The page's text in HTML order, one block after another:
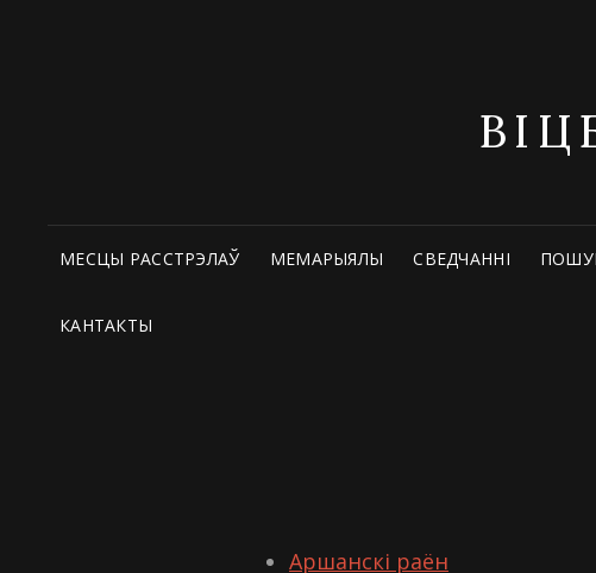
МЕСЦЫ РАССТРЭЛАЎ МЕМАРЫЯЛЫ СВЕДЧАННІ
КАНТАКТЫ
Аршанскі раён